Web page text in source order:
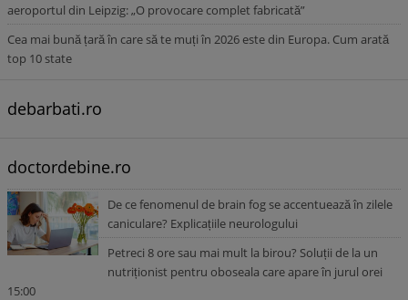
aeroportul din Leipzig: „O provocare complet fabricată”
Cea mai bună țară în care să te muți în 2026 este din Europa. Cum arată
top 10 state
debarbati.ro
doctordebine.ro
De ce fenomenul de brain fog se accentuează în zilele
caniculare? Explicațiile neurologului
Petreci 8 ore sau mai mult la birou? Soluții de la un
nutriționist pentru oboseala care apare în jurul orei
15:00